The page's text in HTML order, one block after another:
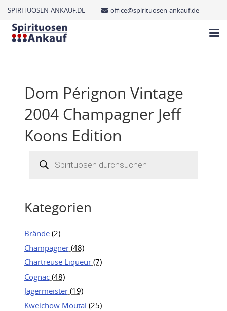
SPIRITUOSEN-ANKAUF.DE office@spirituosen-ankauf.de
Dom Pérignon Vintage
2004 Champagner Jeff
Koons Edition
search
Kategorien
Brände (2)
Champagner (48)
Chartreuse Liqueur (7)
Cognac (48)
Jägermeister (19)
Kweichow Moutai (25)